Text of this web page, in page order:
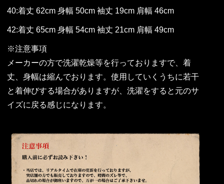
40:着丈 62cm 身幅 50cm 袖丈 19cm 肩幅 46cm
42:着丈 65cm 身幅 54cm 袖丈 21cm 肩幅 49cm
※注意事項
メーカーの方で洗濯乾燥等を行っておりますで、着
丈、身幅は縮んでおります。使用していくうちに若干
と着伸びする場合がありますが、洗濯をすると元のサ
イズに戻る感じになります。